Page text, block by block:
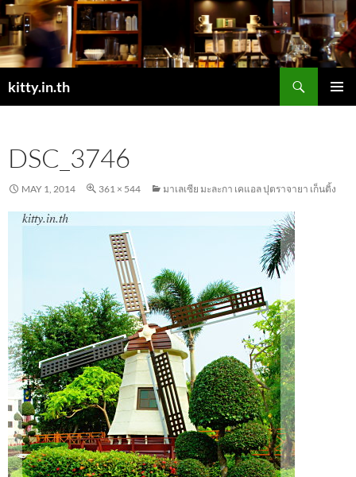
Skip
to
content
kitty.in.th
DSC_3746
MAY 1, 2014 361 × 544 มาเลเซีย มะละกา เคแอล ปุตราจายา เก็นติ้ง